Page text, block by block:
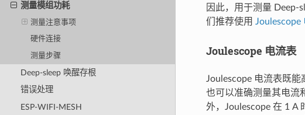
测量模组功耗
测量注意事项
硬件连接
测量步骤
Deep-sleep 唤醒存根
错误处理
ESP-WIFI-MESH
因此，用于测量 Deep-
们推荐使用 Joulescope
Joulescope 电流表
Joulescope 电流表既能
也可以准确测量其电流
外，Joulescope 在 1 A